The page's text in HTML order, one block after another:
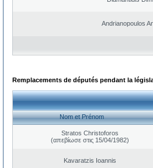
Andrianopoulos
Remplacements de députés pendant la
Nom et Prénom
Stratos Christoforos
(απεβίωσε στις 15/04/1982)
Kavaratzis Ioannis